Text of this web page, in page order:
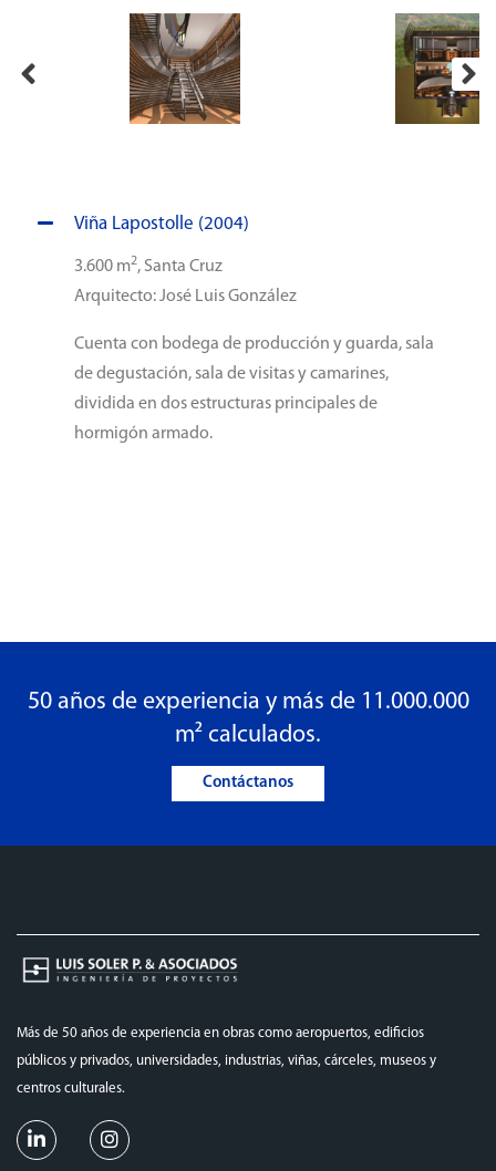
Viña Lapostolle (2004)
3.600 m2, Santa Cruz
Arquitecto: José Luis González
Cuenta con bodega de producción y guarda, sala
de degustación, sala de visitas y camarines,
dividida en dos estructuras principales de
hormigón armado.
50 años de experiencia y más de 11.000.000
m² calculados.
Contáctanos
Más de 50 años de experiencia en obras como aeropuertos, edificios
públicos y privados, universidades, industrias, viñas, cárceles, museos y
centros culturales.